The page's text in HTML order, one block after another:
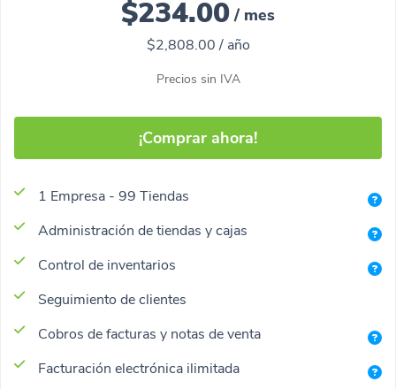
$234.00 / mes
$2,808.00/ año
Precios sin IVA
¡Comprar ahora!
1 Empresa - 99 Tiendas
Administración de tiendas y cajas
Control de inventarios
Seguimiento de clientes
Cobros de facturas y notas de venta
Facturación electrónica ilimitada